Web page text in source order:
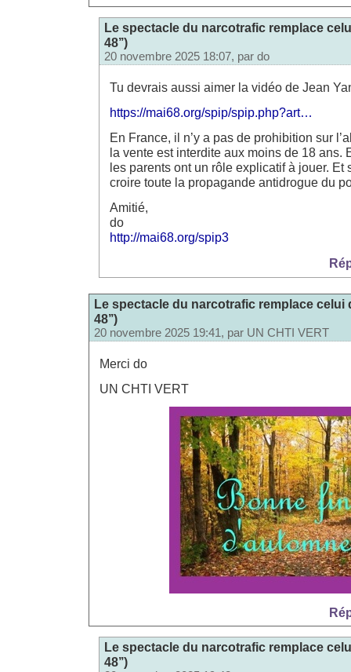
Le spectacle du narcotrafic remplace
48’’)
20 novembre 2025 18:07, par do
Tu devrais aussi aimer la vidéo de Jean
https://mai68.org/spip/spip.php?art…
En France, il n’y a pas de prohibition sur
la vente est interdite aux moins de 18 ans.
les parents ont un rôle explicatif à jouer. Et
croire toute la propagande antidrogue du
Amitié,
do
http://mai68.org/spip3
Le spectacle du narcotrafic remplace celui
48’’)
20 novembre 2025 19:41, par UN CHTI VERT
Merci do
UN CHTI VERT
Le spectacle du narcotrafic remplace
48’’)